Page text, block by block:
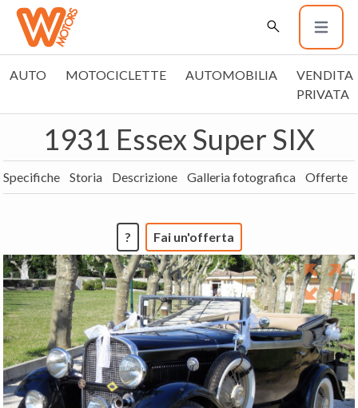
AUTO MOTOCICLETTE AUTOMOBILIA
VENDITA
PRIVATA
1931 Essex Super SIX
Specifiche Storia Descrizione Galleria fotografica Offerte
? Fai un'offerta